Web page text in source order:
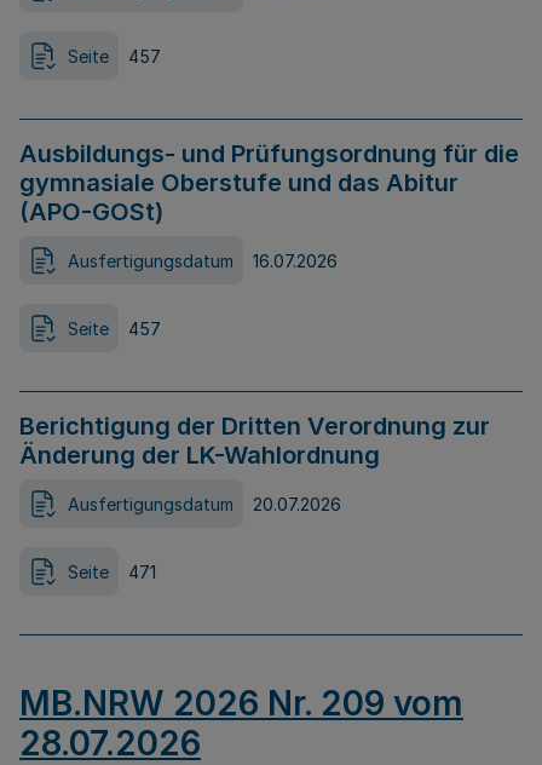
Seite 457
Ausbildungs- und Prüfungsordnung für die
gymnasiale Oberstufe und das Abitur
(APO-GOSt)
Ausfertigungsdatum 16.07.2026
Seite 457
Berichtigung der Dritten Verordnung zur
Änderung der LK-Wahlordnung
Ausfertigungsdatum 20.07.2026
Seite 471
MB.NRW 2026 Nr. 209 vom
28.07.2026